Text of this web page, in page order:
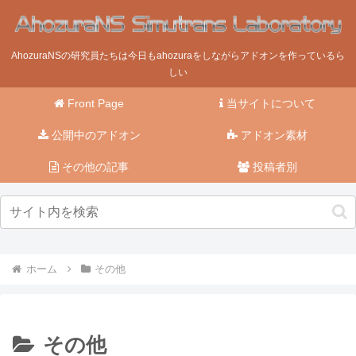
AhozuraNSの研究員たちは今日もahozuraをしながらアドオンを作っているら
しい
Front Page 当サイトについて
公開中のアドオン アドオン素材
その他の記事 投稿者別
ホーム その他
その他